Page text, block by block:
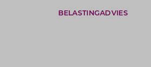
BELASTINGADVIES